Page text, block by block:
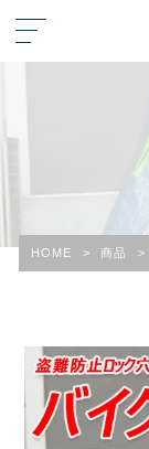
HOME > 商品 >